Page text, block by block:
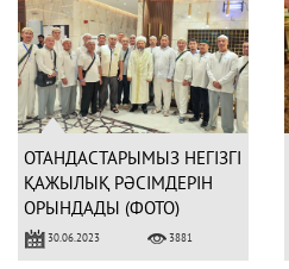
ОТАНДАСТАРЫМЫЗ НЕГІЗГІ
ҚАЖЫЛЫҚ РӘСІМДЕРІН
ОРЫНДАДЫ (ФОТО)
30.06.2023 3881